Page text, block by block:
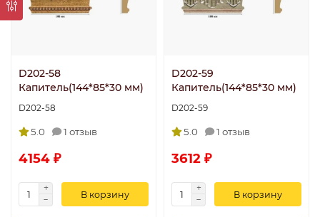
D202-58
Капитель(144*85*30 мм)
D202-58
5.0 1 отзыв
4154 ₽
В корзину
D202-59
Капитель(144*85*30 мм)
D202-59
5.0 1 отзыв
3612 ₽
В корзину